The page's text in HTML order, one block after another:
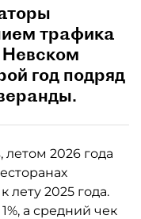
трафика
Невском
год подряд
2026 года
лету 2025 года.
а средний чек